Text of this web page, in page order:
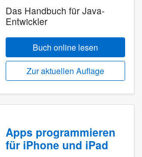
Das Handbuch für Java-
Entwickler
Buch online lesen
Zur aktuellen Auflage
Apps programmieren
für iPhone und iPad